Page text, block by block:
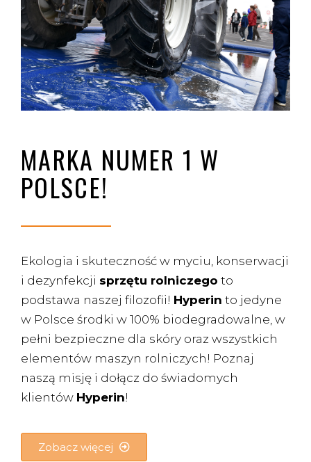
MARKA NUMER 1 W
POLSCE!
Ekologia i skuteczność w myciu, konserwacji
i dezynfekcji sprzętu rolniczego to
podstawa naszej filozofii! Hyperin to jedyne
w Polsce środki w 100% biodegradowalne, w
pełni bezpieczne dla skóry oraz wszystkich
elementów maszyn rolniczych! Poznaj
naszą misję i dołącz do świadomych
klientów Hyperin!
Zobacz więcej